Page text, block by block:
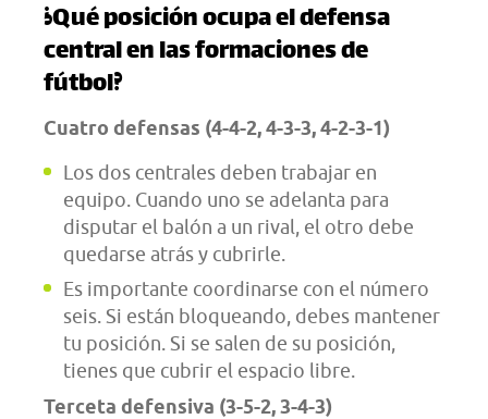
¿Qué posición ocupa el defensa
central en las formaciones de
fútbol?
Cuatro defensas (4-4-2, 4-3-3, 4-2-3-1)
Los dos centrales deben trabajar en
equipo. Cuando uno se adelanta para
disputar el balón a un rival, el otro debe
quedarse atrás y cubrirle.
Es importante coordinarse con el número
seis. Si están bloqueando, debes mantener
tu posición. Si se salen de su posición,
tienes que cubrir el espacio libre.
Terceta defensiva (3-5-2, 3-4-3)